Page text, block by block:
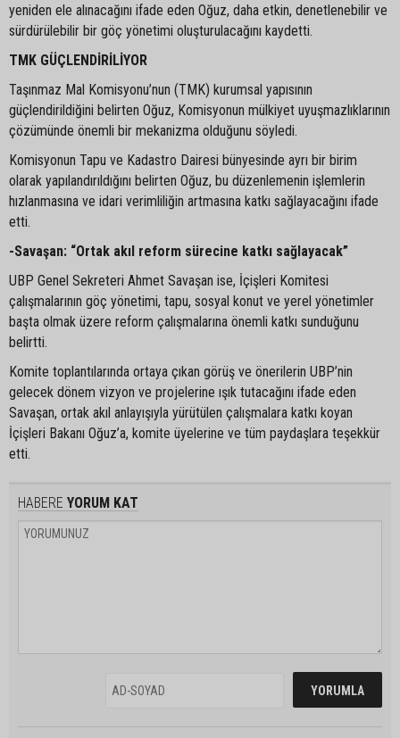
yeniden ele alınacağını ifade eden Oğuz, daha etkin, denetlenebilir ve
sürdürülebilir bir göç yönetimi oluşturulacağını kaydetti.
TMK GÜÇLENDİRİLİYOR
Taşınmaz Mal Komisyonu’nun (TMK) kurumsal yapısının
güçlendirildiğini belirten Oğuz, Komisyonun mülkiyet uyuşmazlıklarının
çözümünde önemli bir mekanizma olduğunu söyledi.
Komisyonun Tapu ve Kadastro Dairesi bünyesinde ayrı bir birim
olarak yapılandırıldığını belirten Oğuz, bu düzenlemenin işlemlerin
hızlanmasına ve idari verimliliğin artmasına katkı sağlayacağını ifade
etti.
-Savaşan: “Ortak akıl reform sürecine katkı sağlayacak”
UBP Genel Sekreteri Ahmet Savaşan ise, İçişleri Komitesi
çalışmalarının göç yönetimi, tapu, sosyal konut ve yerel yönetimler
başta olmak üzere reform çalışmalarına önemli katkı sunduğunu
belirtti.
Komite toplantılarında ortaya çıkan görüş ve önerilerin UBP’nin
gelecek dönem vizyon ve projelerine ışık tutacağını ifade eden
Savaşan, ortak akıl anlayışıyla yürütülen çalışmalara katkı koyan
İçişleri Bakanı Oğuz’a, komite üyelerine ve tüm paydaşlara teşekkür
etti.
HABERE YORUM KAT